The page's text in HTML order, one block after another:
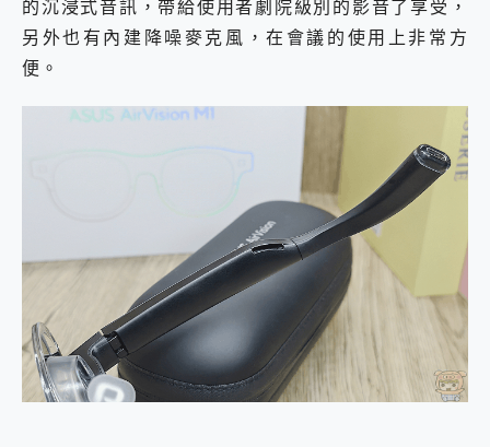
的沉浸式音訊，帶給使用者劇院級別的影音了享受，
另外也有內建降噪麥克風，在會議的使用上非常方
便。